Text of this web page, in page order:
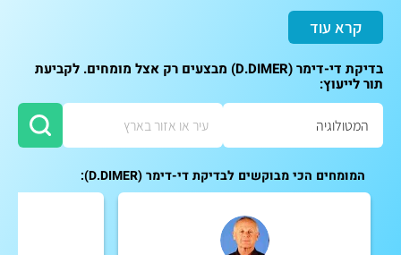
קרא עוד
בדיקת די-דימר (D.DIMER) מבצעים רק אצל מומחים. לקביעת
תור לייעוץ:
המומחים הכי מבוקשים לבדיקת די-דימר (D.DIMER):